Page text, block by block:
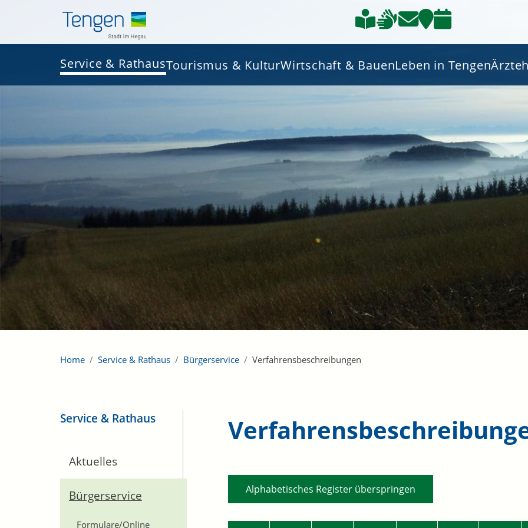
Service & RathausTourismus & KulturWirtschaft & BauenLeben in Tengen
Home Service & Rathaus Bürgerservice Verfahrensbeschreibungen
Service & Rathaus
Aktuelles
Bürgerservice
Formulare/Online
Alphabetisches Register überspringen